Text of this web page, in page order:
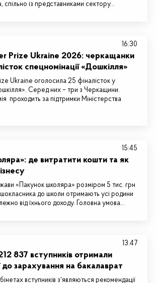
спільно із представниками сектору…
Prize Ukraine 2026: черкащанки
спецномінації «Дошкілля»
Ukraine оголосила 25 фіналісток у
Серед них – три з Черкащини.
проходить за підтримки Міністерства
16:30
де витратити кошти та як
«Пакунок школяра» розміром 5 тис. грн
до школи отримають усі родини
від їхнього доходу. Головна умова…
15:45
837 вступників отримали
до зарахування на бакалаврат
вступників зʼявляються рекомендації
13:47